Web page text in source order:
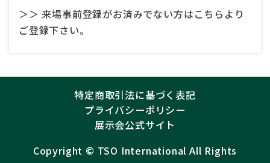
＞＞ 来場事前登録がお済みでない方はこちらより
ご登録下さい。
特定商取引法に基づく表記
プライバシーポリシー
展示会公式サイト
Copyright ©︎ TSO International All Rights